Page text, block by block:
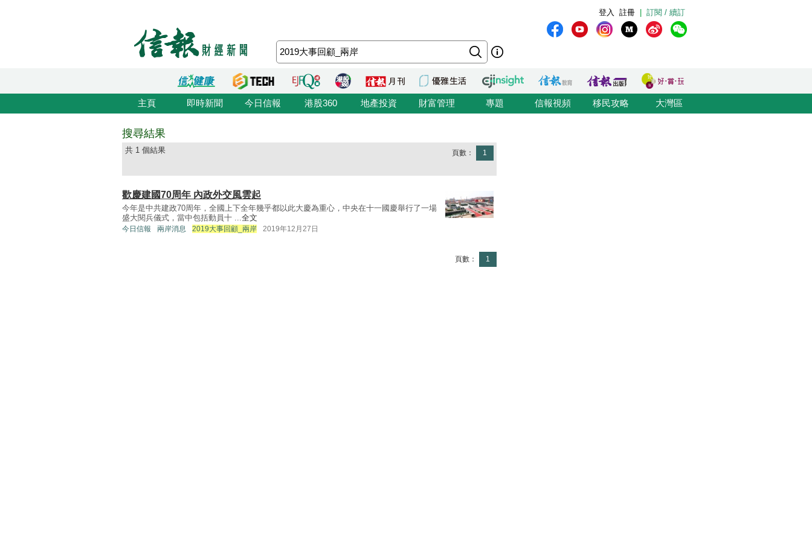
訂閱 / 續訂
註冊
登入
主頁 即時新聞 今日信報 港股360 地產投資 財富管理 專題 信報視頻 移民攻略 大灣區
搜尋結果
共 1 個結果 頁數： 1
歡慶建國70周年 內政外交風雲起
今年是中共建政70周年，全國上下全年幾乎都以此大慶為重心，中央在十一國慶舉行了一場
盛大閱兵儀式，當中包括動員十 ...全文
今日信報 兩岸消息 2019大事回顧_兩岸 2019年12月27日
頁數： 1